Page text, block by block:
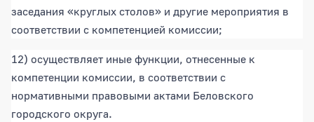
заседания «круглых столов» и другие мероприятия в
соответствии с компетенцией комиссии;
12) осуществляет иные функции, отнесенные к
компетенции комиссии, в соответствии с
нормативными правовыми актами Беловского
городского округа.